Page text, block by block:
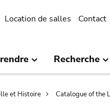
Location de salles Contact
Recherche
et Histoire Catalogue of the